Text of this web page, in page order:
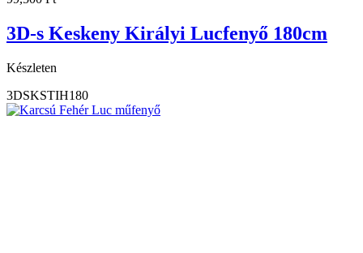
3D-s Keskeny Királyi Lucfenyő 180cm
Készleten
3DSKSTIH180